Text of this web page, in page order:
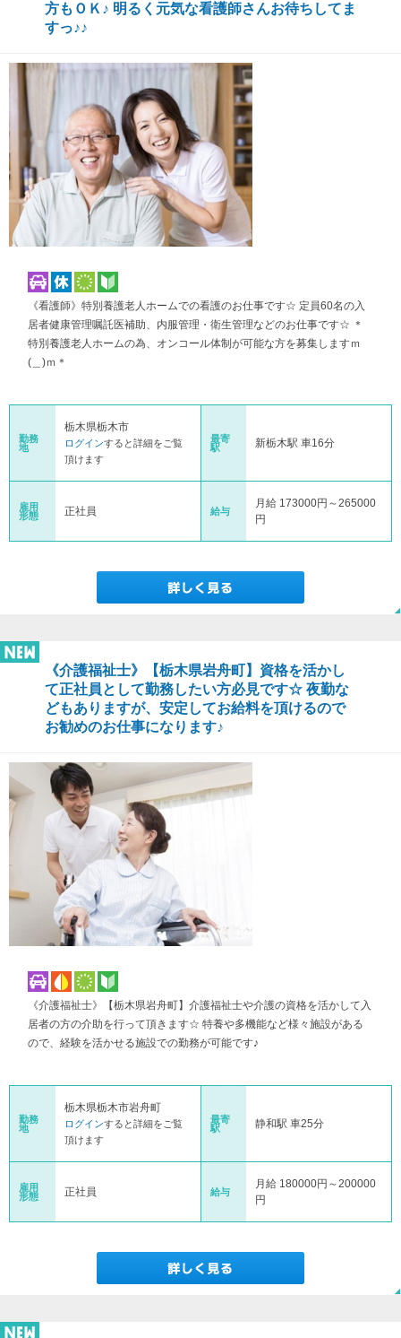
方もＯＫ♪ 明るく元気な看護師さんお待ちしてま
すっ♪♪
《看護師》特別養護老人ホームでの看護のお仕事です☆ 定員60名の入
居者健康管理嘱託医補助、内服管理・衛生管理などのお仕事です☆ ＊
特別養護老人ホームの為、オンコール体制が可能な方を募集しますｍ
(＿)ｍ＊
勤務
地
栃木県栃木市
ログインすると詳細をご覧
頂けます
最寄
駅
新栃木駅 車16分
雇用
形態
正社員 給与
月給 173000円～265000
円
《介護福祉士》【栃木県岩舟町】資格を活かし
て正社員として勤務したい方必見です☆ 夜勤な
どもありますが、安定してお給料を頂けるので
お勧めのお仕事になります♪
《介護福祉士》【栃木県岩舟町】介護福祉士や介護の資格を活かして入
居者の方の介助を行って頂きます☆ 特養や多機能など様々施設がある
ので、経験を活かせる施設での勤務が可能です♪
勤務
地
栃木県栃木市岩舟町
ログインすると詳細をご覧
頂けます
最寄
駅
静和駅 車25分
雇用
形態
正社員 給与
月給 180000円～200000
円